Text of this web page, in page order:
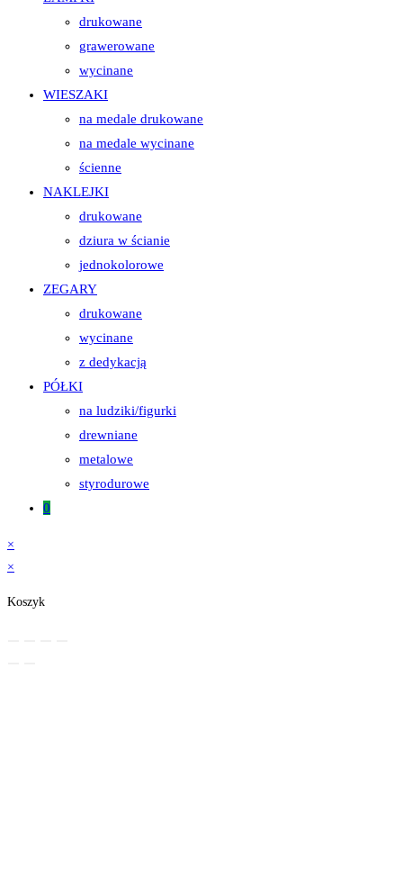
drukowane
grawerowane
wycinane
WIESZAKI
na medale drukowane
na medale wycinane
ścienne
NAKLEJKI
drukowane
dziura w ścianie
jednokolorowe
ZEGARY
drukowane
wycinane
z dedykacją
PÓŁKI
na ludziki/figurki
drewniane
metalowe
styrodurowe
0
×
×
Koszyk